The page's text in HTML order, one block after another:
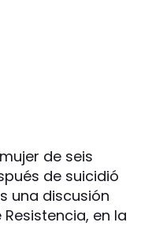
de seis
de suicidió
una discusión
en la